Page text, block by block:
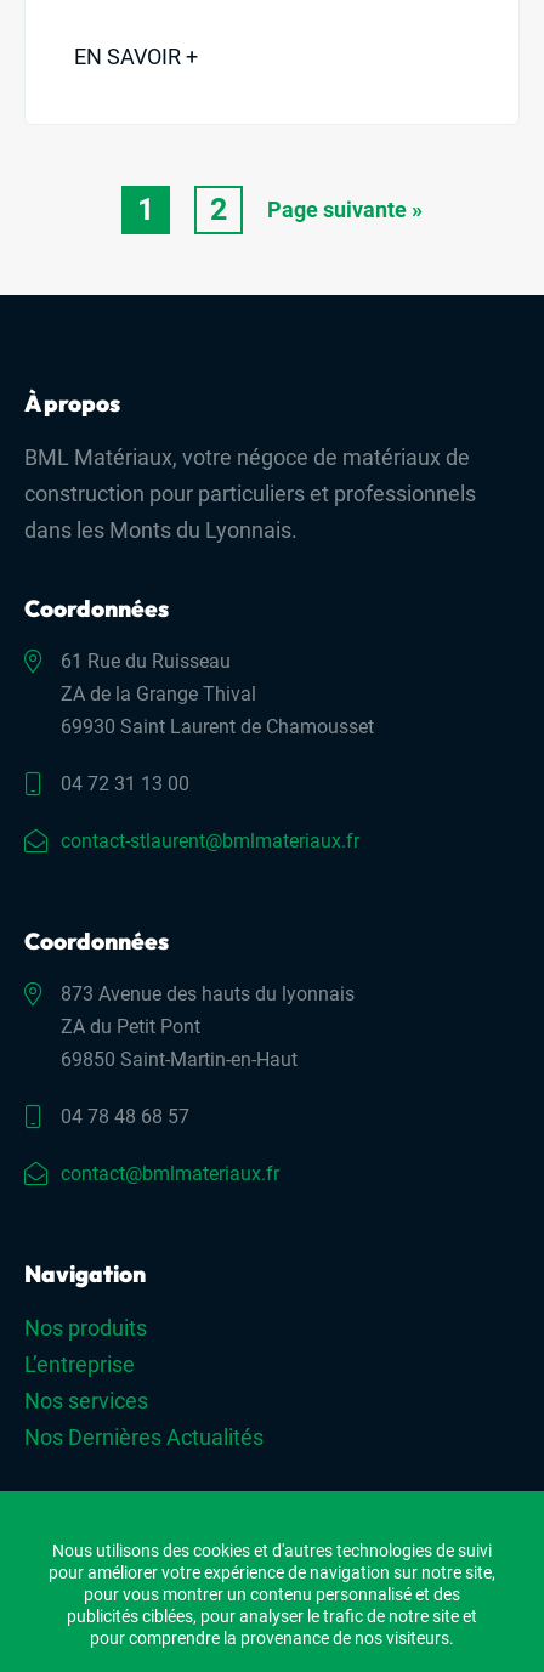
EN SAVOIR +
1 2 Page suivante »
À propos
BML Matériaux, votre négoce de matériaux de
construction pour particuliers et professionnels
dans les Monts du Lyonnais.
Coordonnées
61 Rue du Ruisseau
ZA de la Grange Thival
69930 Saint Laurent de Chamousset
04 72 31 13 00
contact-stlaurent@bmlmateriaux.fr
Coordonnées
873 Avenue des hauts du lyonnais
ZA du Petit Pont
69850 Saint-Martin-en-Haut
04 78 48 68 57
contact@bmlmateriaux.fr
Navigation
Nos produits
L’entreprise
Nos services
Nos Dernières Actualités
©BML
Plan du site
Nous utilisons des cookies et d'autres technologies de suivi
pour améliorer votre expérience de navigation sur notre site,
pour vous montrer un contenu personnalisé et des
publicités ciblées, pour analyser le trafic de notre site et
pour comprendre la provenance de nos visiteurs.